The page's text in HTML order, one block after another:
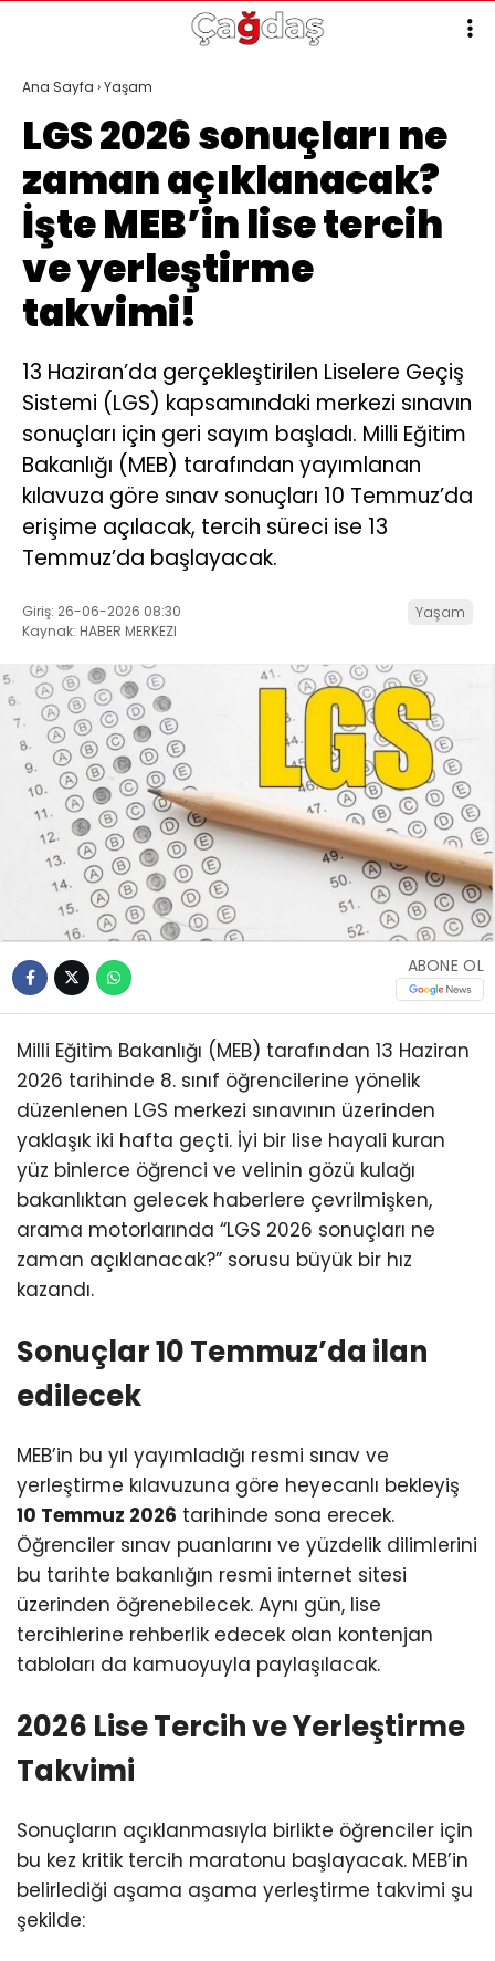
Ana Sayfa ›Yaşam
LGS 2026 sonuçları ne
zaman açıklanacak?
İşte MEB’in lise tercih
ve yerleştirme
takvimi!
13 Haziran’da gerçekleştirilen Liselere Geçiş
Sistemi (LGS) kapsamındaki merkezi sınavın
sonuçları için geri sayım başladı. Milli Eğitim
Bakanlığı (MEB) tarafından yayımlanan
kılavuza göre sınav sonuçları 10 Temmuz’da
erişime açılacak, tercih süreci ise 13
Temmuz’da başlayacak.
Giriş: 26-06-2026 08:30
Kaynak: HABER MERKEZI
Yaşam
ABONE OL
Milli Eğitim Bakanlığı (MEB) tarafından 13 Haziran
2026 tarihinde 8. sınıf öğrencilerine yönelik
düzenlenen LGS merkezi sınavının üzerinden
yaklaşık iki hafta geçti. İyi bir lise hayali kuran
yüz binlerce öğrenci ve velinin gözü kulağı
bakanlıktan gelecek haberlere çevrilmişken,
arama motorlarında “LGS 2026 sonuçları ne
zaman açıklanacak?” sorusu büyük bir hız
kazandı.
Sonuçlar 10 Temmuz’da ilan
edilecek
MEB’in bu yıl yayımladığı resmi sınav ve
yerleştirme kılavuzuna göre heyecanlı bekleyiş
10 Temmuz 2026 tarihinde sona erecek.
Öğrenciler sınav puanlarını ve yüzdelik dilimlerini
bu tarihte bakanlığın resmi internet sitesi
üzerinden öğrenebilecek. Aynı gün, lise
tercihlerine rehberlik edecek olan kontenjan
tabloları da kamuoyuyla paylaşılacak.
2026 Lise Tercih ve Yerleştirme
Takvimi
Sonuçların açıklanmasıyla birlikte öğrenciler için
bu kez kritik tercih maratonu başlayacak. MEB’in
belirlediği aşama aşama yerleştirme takvimi şu
şekilde: